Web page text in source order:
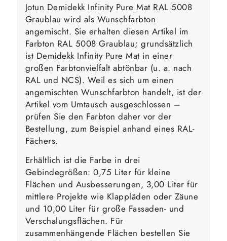
Jotun Demidekk Infinity Pure Mat RAL 5008
Graublau wird als Wunschfarbton
angemischt. Sie erhalten diesen Artikel im
Farbton RAL 5008 Graublau; grundsätzlich
ist Demidekk Infinity Pure Mat in einer
großen Farbtonvielfalt abtönbar (u. a. nach
RAL und NCS). Weil es sich um einen
angemischten Wunschfarbton handelt, ist der
Artikel vom Umtausch ausgeschlossen –
prüfen Sie den Farbton daher vor der
Bestellung, zum Beispiel anhand eines RAL-
Fächers.
Erhältlich ist die Farbe in drei
Gebindegrößen: 0,75 Liter für kleine
Flächen und Ausbesserungen, 3,00 Liter für
mittlere Projekte wie Klappläden oder Zäune
und 10,00 Liter für große Fassaden- und
Verschalungsflächen. Für
zusammenhängende Flächen bestellen Sie